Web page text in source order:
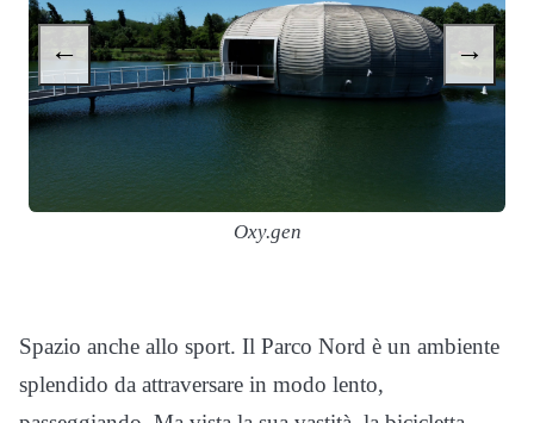
Oxy.gen
← →
Spazio anche allo sport. Il Parco Nord è un ambiente
splendido da attraversare in modo lento,